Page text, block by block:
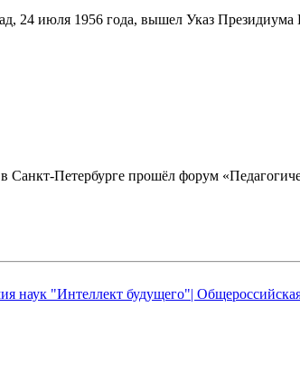
24 июля 1956 года, вышел Указ
Санкт-Петербурге прошёл форум
наук "Интеллект будущего"|